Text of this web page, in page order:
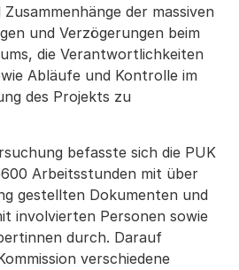
der massiven
und Verzögerungen beim
die Verantwortlichkeiten
Abläufe und Kontrolle im
des Projekts zu
befasste sich die PUK
Arbeitsstunden mit über
gestellten Dokumenten und
involvierten Personen sowie
durch. Darauf
verschiedene